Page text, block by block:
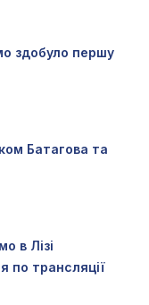
здобуло першу
Батагова та
в Лізі
по трансляції